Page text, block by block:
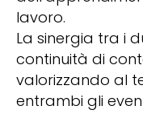
lavoro.
La sinergia tra i
continuità di
valorizzando al
entrambi gli